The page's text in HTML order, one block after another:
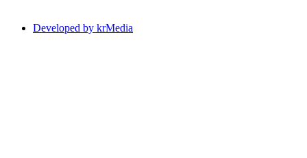
Developed by krMedia